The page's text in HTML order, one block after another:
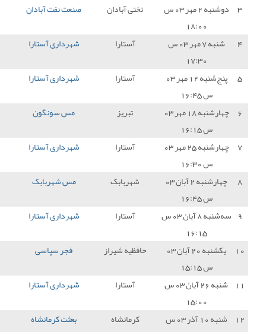
آبادان صنعت نفت آبادان 1 - 0 شهرداری آستارا
شهرداری آستارا 0 - 0 مس کرمان
شهرداری آستارا 0 - 1 پالایش نفت بندرعباس
مس سونگون 1 - 1 شهرداری آستارا
شهرداری آستارا 1 - 2 شهرداری نوشهر
مس شهربابک 2 - 0 شهرداری آستارا
شهرداری آستارا 0 - 0 نیروی زمینی تهران
شیراز فجر سپاسی 3 - 0 شهرداری آستارا
شهرداری آستارا 2 - 3 داماش گیلان
بعثت کرمانشاه 0 - 0 شهرداری آستارا